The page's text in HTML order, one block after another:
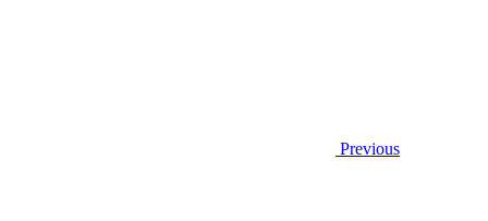
Previous